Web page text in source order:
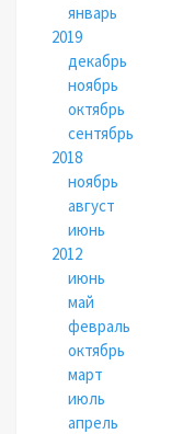
январь
2019
декабрь
ноябрь
октябрь
сентябрь
2018
ноябрь
август
июнь
2012
июнь
май
февраль
октябрь
март
июль
апрель